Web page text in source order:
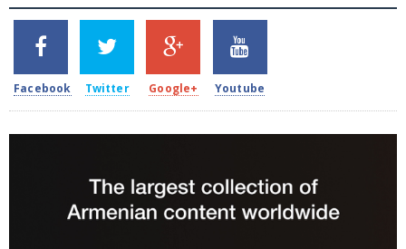
2k
SHARES
Facebook
1.5k
TWEETS
Twitter
203
SHARES
Google+
620
SHARES
Youtube